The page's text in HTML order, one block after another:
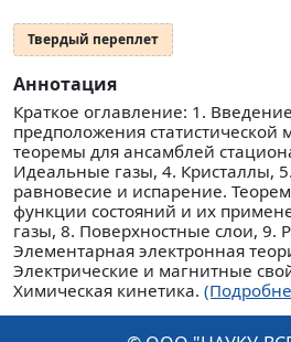
Твердый переплет
Аннотация
Краткое оглавление: 1.
предположения
теоремы для ансамблей
Идеальные газы, 4. Кристаллы,
равновесие и испарение.
функции состояний и их
газы, 8. Поверхностные слои, 9.
Элементарная электронная
Электрические и магнитные
Химическая кинетика.